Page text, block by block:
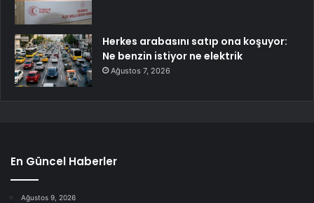
Herkes arabasını satıp ona koşuyor:
Ne benzin istiyor ne elektrik
Ağustos 7, 2026
En Güncel Haberler
Ağustos 9, 2026